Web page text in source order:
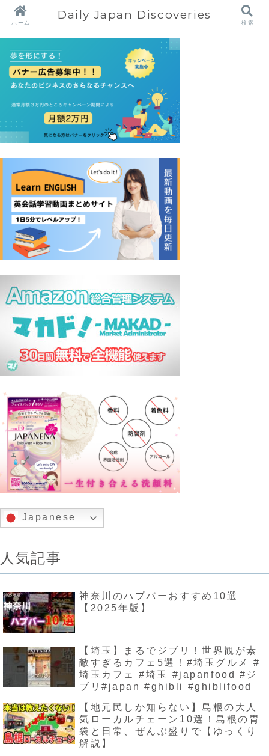
Japanese
人気記事
神奈川のハプバーおすすめ10選
【2025年版】
【埼玉】まるでジブリ！世界観が素
敵すぎるカフェ5選！#埼玉グルメ #
埼玉カフェ #埼玉 #japanfood #ジ
ブリ#japan #ghibli #ghiblifood
【地元民しか知らない】島根の大人
気ローカルチェーン10選！島根の胃
袋と日常、ぜんぶ盛りで【ゆっくり
解説】
ホーム
Daily Japan Discoveries
検索